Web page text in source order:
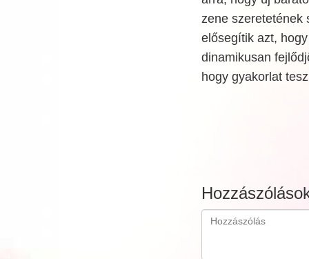
zene szeretetének
elősegítik azt,
dinamikusan
hogy gyakorlat